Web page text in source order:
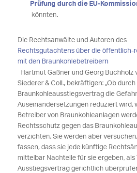
Prüfung durch die EU-
könnten.
Die Rechtsanwälte und Autoren des
Rechtsgutachtens über die öffentlich-
mit den Braunkohlebetreibern
Hartmut Gaßner und Georg Buchholz
Siederer & Coll., bekräftigen: „Ob durch
Braunkohleausstiegsvertrag die
Auseinandersetzungen reduziert wird,
Betreiber von Braunkohleanlagen
Rechtsschutz gegen das
verzichten. Sie werden aber
fassen, dass sie jede künftige
mittelbar Nachteile für sie ergeben, als
Ausstiegsvertrag gerichtlich